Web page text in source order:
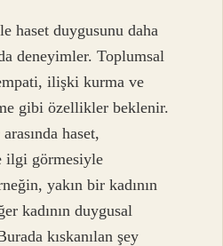
haset duygusunu daha
deneyimler. Toplumsal
ilişki kurma ve
gibi özellikler beklenir.
haset,
ilgi görmesiyle
yakın bir kadının
kadının duygusal
kıskanılan şey